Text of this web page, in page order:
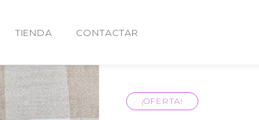
TIENDA CONTACTAR
¡OFERTA!